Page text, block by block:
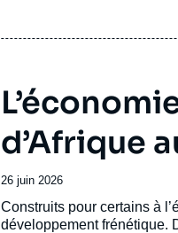
d’Afrique
Date
publication
26 juin 2026
Accroche
Construits pour certains à
développement frénétique.